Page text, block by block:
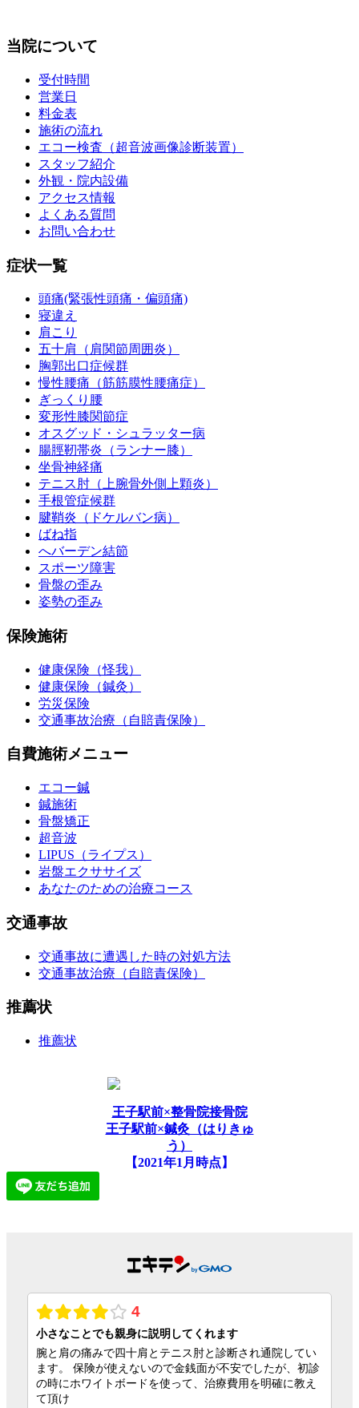
当院について
受付時間
営業日
料金表
施術の流れ
エコー検査（超音波画像診断装置）
スタッフ紹介
外観・院内設備
アクセス情報
よくある質問
お問い合わせ
症状一覧
頭痛(緊張性頭痛・偏頭痛)
寝違え
肩こり
五十肩（肩関節周囲炎）
胸郭出口症候群
慢性腰痛（筋筋膜性腰痛症）
ぎっくり腰
変形性膝関節症
オスグッド・シュラッター病
腸脛靭帯炎（ランナー膝）
坐骨神経痛
テニス肘（上腕骨外側上顆炎）
手根管症候群
腱鞘炎（ドケルバン病）
ばね指
へバーデン結節
スポーツ障害
骨盤の歪み
姿勢の歪み
保険施術
健康保険（怪我）
健康保険（鍼灸）
労災保険
交通事故治療（自賠責保険）
自費施術メニュー
エコー鍼
鍼施術
骨盤矯正
超音波
LIPUS（ライプス）
岩盤エクササイズ
あなたのための治療コース
交通事故
交通事故に遭遇した時の対処方法
交通事故治療（自賠責保険）
推薦状
推薦状
王子駅前×整骨院接骨院
王子駅前×鍼灸（はりきゅ
う）
【2021年1月時点】